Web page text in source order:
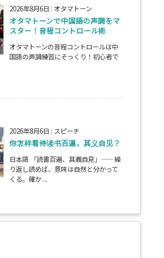
2026年8月6日 : オタマトーン
オタマトーンで中国語の声調をマ
スター！音程コントロール術
オタマトーンの音程コントロールは中
国語の声調練習にそっくり！初心者で
2026年8月6日 : スピーチ
你怎样看待读书百遍，其义自见？
日本語 「読書百遍、其義自見」——繰
り返し読めば、意味は自然と分かって
くる。確か ...